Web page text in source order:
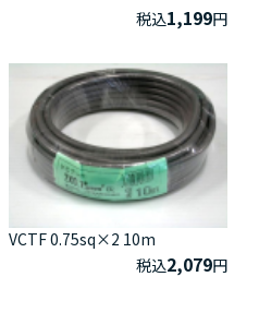
税込1,199円
VCTF 0.75sq×2 10m
税込2,079円